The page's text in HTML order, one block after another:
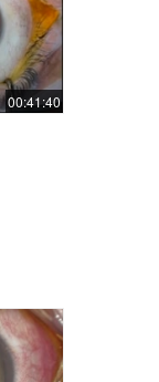
00:41:40